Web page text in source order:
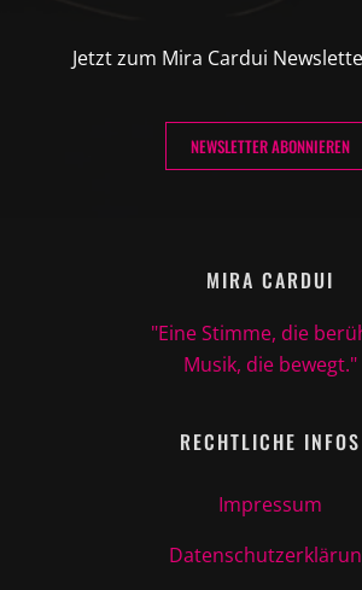
Jetzt zum Mira Cardui
NEWSLETTER ABONNIEREN
MIRA CARDUI
"Eine Stimme, die
Musik, die bewegt."
RECHTLICHE INFOS
Impressum